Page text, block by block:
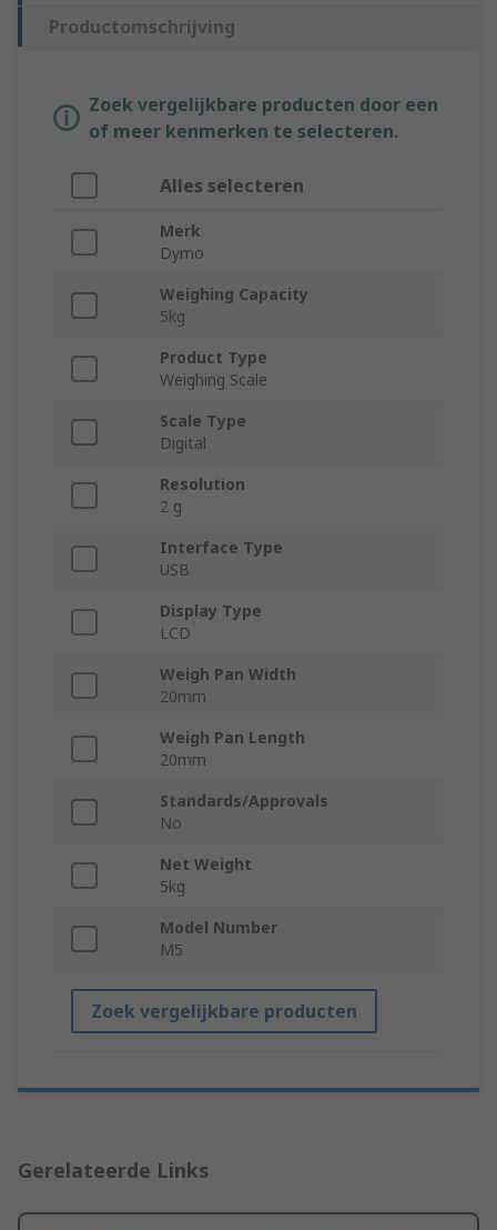
Productomschrijving
Zoek vergelijkbare producten door een
of meer kenmerken te selecteren.
Alles selecteren
Merk
Dymo
Weighing Capacity
5kg
Product Type
Weighing Scale
Scale Type
Digital
Resolution
2 g
Interface Type
USB
Display Type
LCD
Weigh Pan Width
20mm
Weigh Pan Length
20mm
Standards/Approvals
No
Net Weight
5kg
Model Number
M5
Zoek vergelijkbare producten
Gerelateerde Links